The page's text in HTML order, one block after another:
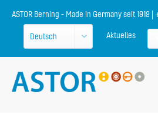
ASTOR Berning - Made in Germany seit 1919 |
Aktuelles